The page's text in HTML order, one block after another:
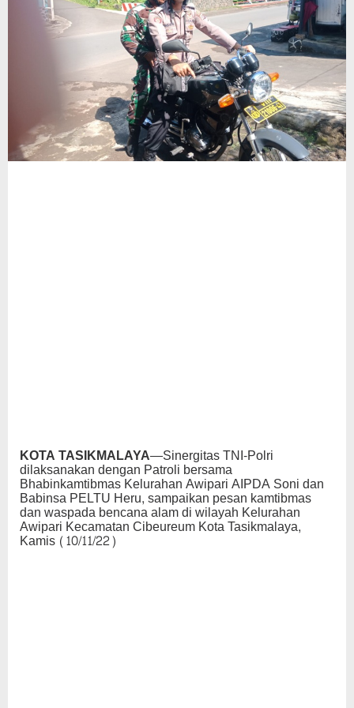
KOTA TASIKMALAYA—Sinergitas TNI-Polri
dilaksanakan dengan Patroli bersama
Bhabinkamtibmas Kelurahan Awipari AIPDA Soni dan
Babinsa PELTU Heru, sampaikan pesan kamtibmas
dan waspada bencana alam di wilayah Kelurahan
Awipari Kecamatan Cibeureum Kota Tasikmalaya,
Kamis (10/11/22)